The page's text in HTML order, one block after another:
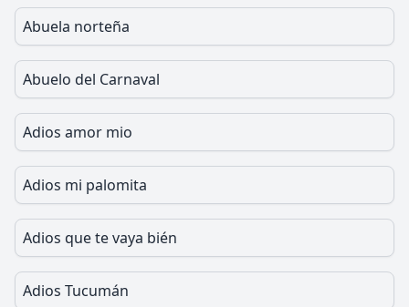
Abuela norteña
Abuelo del Carnaval
Adios amor mio
Adios mi palomita
Adios que te vaya bién
Adios Tucumán